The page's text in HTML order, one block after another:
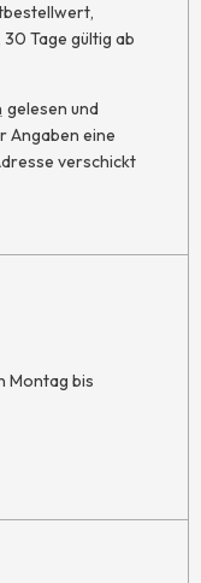
Tage gültig ab
gelesen und
Angaben eine
verschickt
Montag bis